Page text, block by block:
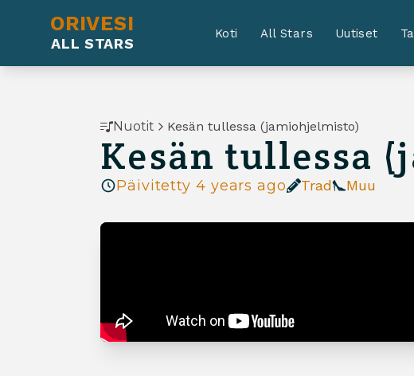
ORIVESI
ALL STARS
Koti All Stars Uutiset
Nuotit Kesän tullessa (jamiohjelmisto)
Kesän tullessa
Päivitetty 4 years ago Trad Muu